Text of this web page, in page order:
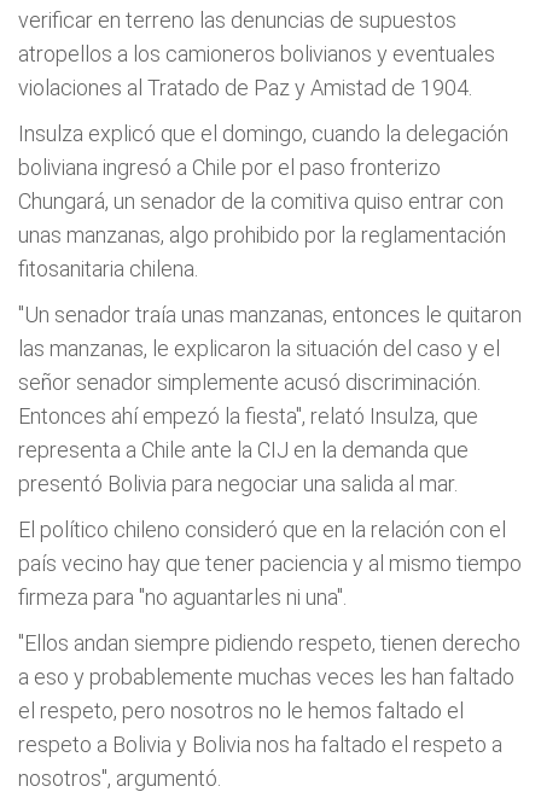
verificar en terreno las denuncias de supuestos
atropellos a los camioneros bolivianos y eventuales
violaciones al Tratado de Paz y Amistad de 1904.
Insulza explicó que el domingo, cuando la delegación
boliviana ingresó a Chile por el paso fronterizo
Chungará, un senador de la comitiva quiso entrar con
unas manzanas, algo prohibido por la reglamentación
fitosanitaria chilena.
"Un senador traía unas manzanas, entonces le quitaron
las manzanas, le explicaron la situación del caso y el
señor senador simplemente acusó discriminación.
Entonces ahí empezó la fiesta", relató Insulza, que
representa a Chile ante la CIJ en la demanda que
presentó Bolivia para negociar una salida al mar.
El político chileno consideró que en la relación con el
país vecino hay que tener paciencia y al mismo tiempo
firmeza para "no aguantarles ni una".
"Ellos andan siempre pidiendo respeto, tienen derecho
a eso y probablemente muchas veces les han faltado
el respeto, pero nosotros no le hemos faltado el
respeto a Bolivia y Bolivia nos ha faltado el respeto a
nosotros", argumentó.